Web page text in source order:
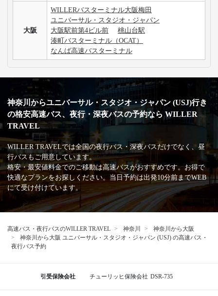
大阪
WILLERバスターミナル大阪梅田
ユニバーサル・スタジオ・ジャパン
大阪駅前第4ビル前
桃山台駅
湊町バスターミナル（OCAT）
なんば高速バスターミナル
神奈川からユニバーサル・スタジオ・ジャパン (USJ)行き
の格安高速バス、夜行・深夜バスの予約なら WILLER
TRAVEL
WILLER TRAVELでは全国の夜行バス・深夜バスだけでなく、昼
行バスもご用意しています。
格安・最安値料金でのご移動は高速バスがおすすめです。お得で
快適なプランをお探しください。当日予約は出発10分前までWEB
にて受け付けています。
高速バス・夜行バスのWILLER TRAVEL 神奈川
神奈川から大阪
神奈川から大阪 ユニバーサル・スタジオ・ジャパン (USJ) の高速バス・
夜行バス予約
引受保険会社 チューリッヒ保険会社 DSR-735